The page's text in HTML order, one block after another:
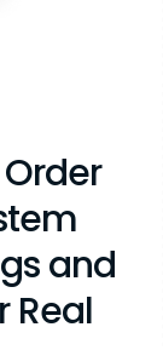
and
Real